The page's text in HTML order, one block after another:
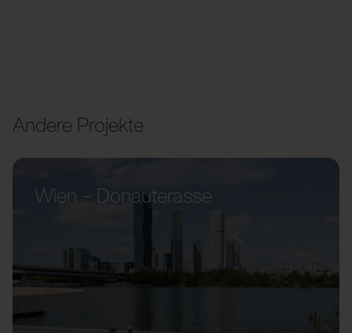
Andere Projekte
Wien – Donauterasse